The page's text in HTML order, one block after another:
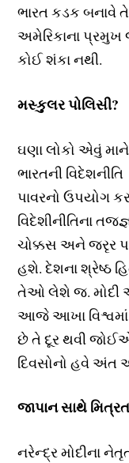
ભારત કડક બનાવે
અમેરિકાના પ્રમુખ
કોઈ શંકા નથી.
મસ્કુલર પોલિસી?
ઘણા લોકો એવું
ભારતની
પાવરનો ઉપયોગ
વિદેશીનીતિના
ચોક્કસ અને જરૃર
હશે. દેશના શ્રેષ્ઠ
તેઓ લેશે જ. મોદી
આજે આખા વિશ્વમાં
છે તે દૂર થવી
દિવસોનો હવે
જાપાન સાથે
નરેન્દ્ર મોદીના